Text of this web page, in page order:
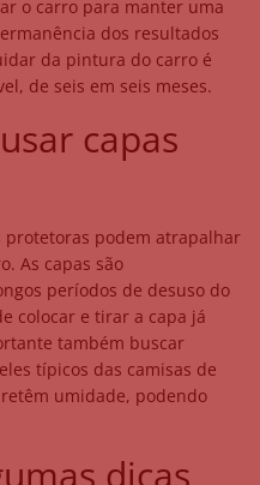
o carro para manter uma
dos resultados
da pintura do carro é
de seis em seis meses.
capas
protetoras podem atrapalhar
As capas são
períodos de desuso do
colocar e tirar a capa já
também buscar
típicos das camisas de
umidade, podendo
dicas